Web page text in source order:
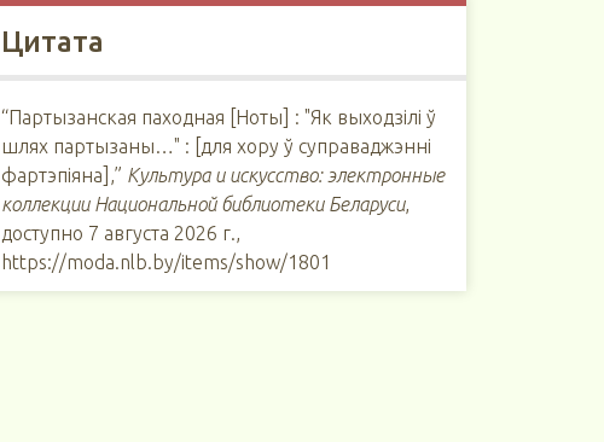
Цитата
“Партызанская паходная [Ноты] : "Як выходзілі ў
шлях партызаны…" : [для хору ў суправаджэнні
фартэпіяна],” Культура и искусство: электронные
коллекции Национальной библиотеки Беларуси,
доступно 7 августа 2026 г.,
https://moda.nlb.by/items/show/1801